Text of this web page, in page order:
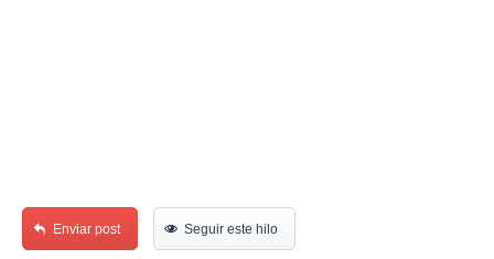
Enviar post Seguir este hilo